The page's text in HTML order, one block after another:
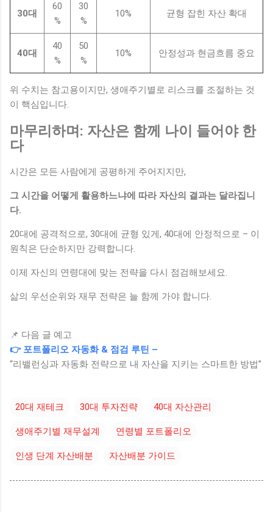
30대
60
%
30
%
10% 균형 잡힌 자산 확대
40대
40
%
50
%
10% 안정성과 현금흐름 중요
위 수치는 참고용이지만, 생애주기별로 리스크를 조절하는 것
이 핵심입니다.
마무리하며: 자산은 함께 나이 들어야 한
다
시간은 모든 사람에게 공평하게 주어지지만,
그 시간을 어떻게 활용하느냐에 따라 자산의 결과는 달라집니
다.
20대에 공격적으로, 30대에 균형 있게, 40대에 안정적으로 – 이
원칙은 단순하지만 강력합니다.
이제 자신의 연령대에 맞는 전략을 다시 점검해보세요.
삶의 우선순위와 재무 전략은 늘 함께 가야 합니다.
📌 다음 글 예고
👉 포트폴리오 자동화 & 점검 루틴 –
“리밸런싱과 자동화 전략으로 내 자산을 지키는 스마트한 방법”
20대 재테크 30대 투자전략 40대 자산관리
생애주기별 재무설계 연령별 포트폴리오
인생 단계 자산배분 자산배분 가이드